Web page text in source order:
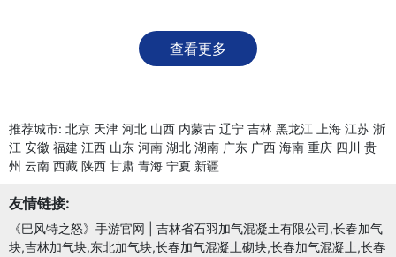
查看更多
推荐城市: 北京 天津 河北 山西 内蒙古 辽宁 吉林 黑龙江 上海 江苏 浙
江 安徽 福建 江西 山东 河南 湖北 湖南 广东 广西 海南 重庆 四川 贵
州 云南 西藏 陕西 甘肃 青海 宁夏 新疆
友情链接:
《巴风特之怒》手游官网
吉林省石羽加气混凝土有限公司,长春加气
块,吉林加气块,东北加气块,长春加气混凝土砌块,长春加气混凝土,长春